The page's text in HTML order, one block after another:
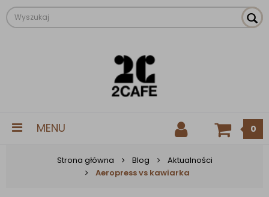
MENU 0
Strona główna Blog
Aktualności
Aeropress vs kawiarka